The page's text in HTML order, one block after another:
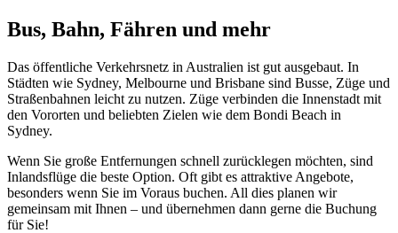
Bus, Bahn, Fähren und mehr
Das öffentliche Verkehrsnetz in Australien ist gut ausgebaut. In
Städten wie Sydney, Melbourne und Brisbane sind Busse, Züge und
Straßenbahnen leicht zu nutzen. Züge verbinden die Innenstadt mit
den Vororten und beliebten Zielen wie dem Bondi Beach in
Sydney.
Wenn Sie große Entfernungen schnell zurücklegen möchten, sind
Inlandsflüge die beste Option. Oft gibt es attraktive Angebote,
besonders wenn Sie im Voraus buchen. All dies planen wir
gemeinsam mit Ihnen – und übernehmen dann gerne die Buchung
für Sie!